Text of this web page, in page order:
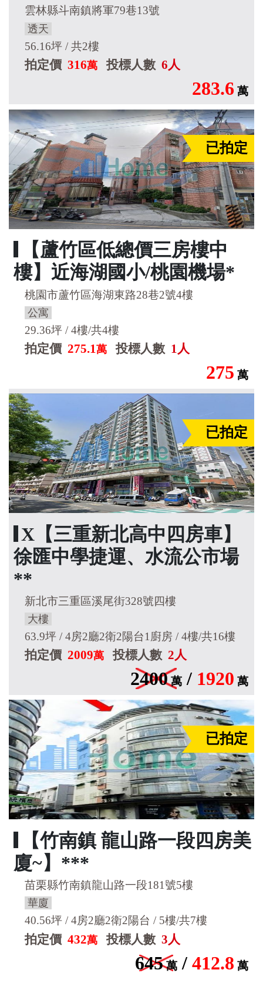
雲林縣斗南鎮將軍79巷13號
透天
56.16坪 / 共2樓
拍定價 316萬 投標人數 6人
283.6 萬
已拍定
【蘆竹區低總價三房樓中
樓】近海湖國小/桃園機場*
桃園市蘆竹區海湖東路28巷2號4樓
公寓
29.36坪 / 4樓/共4樓
拍定價 275.1萬 投標人數 1人
275 萬
已拍定
X【三重新北高中四房車】
徐匯中學捷運、水流公市場
**
新北市三重區溪尾街328號四樓
大樓
63.9坪 / 4房2廳2衛2陽台1廚房 / 4樓/共16樓
拍定價 2009萬 投標人數 2人
2400 萬 / 1920 萬
已拍定
【竹南鎮 龍山路一段四房美
廈~】***
苗栗縣竹南鎮龍山路一段181號5樓
華廈
40.56坪 / 4房2廳2衛2陽台 / 5樓/共7樓
拍定價 432萬 投標人數 3人
645 萬 / 412.8 萬